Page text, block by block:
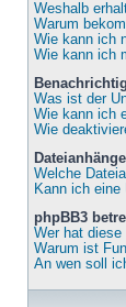
Weshalb
Warum
Wie kann ich
Wie kann ich
Was ist der
Wie kann ich
Wie
Dateianhänge
Welche
Kann ich eine
phpBB3
Wer hat
Warum ist
An wen soll